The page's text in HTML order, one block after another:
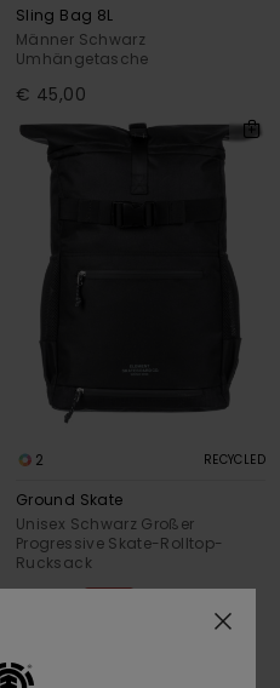
Sling Bag 8L
Männer Schwarz
Umhängetasche
€ 45,00
2 RECYCLED
Ground Skate
Unisex Schwarz Großer
Progressive Skate-Rolltop-
Rucksack